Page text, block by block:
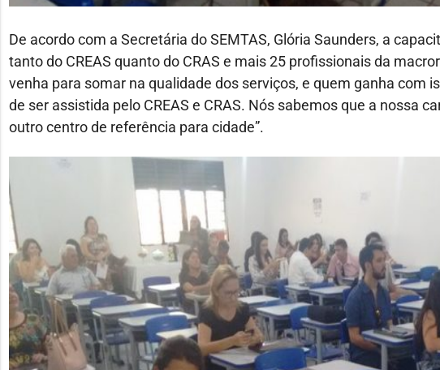
De acordo com a Secretária do SEMTAS, Glória Saunders, a
tanto do CREAS quanto do CRAS e mais 25 profissionais da
venha para somar na qualidade dos serviços, e quem ganha com
de ser assistida pelo CREAS e CRAS. Nós sabemos que a nossa
outro centro de referência para cidade”.